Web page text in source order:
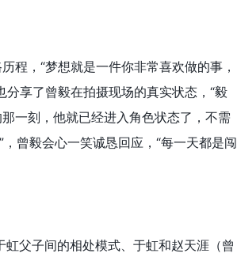
程，“梦想就是一件你非常喜欢做的事，
享了曾毅在拍摄现场的真实状态，“毅
一刻，他就已经进入角色状态了，不需
曾毅会心一笑诚恳回应，“每一天都是闯
父子间的相处模式、于虹和赵天涯（曾